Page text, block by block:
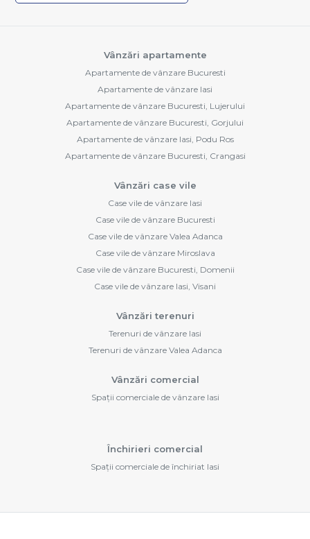
Vânzări apartamente
Apartamente de vânzare Bucuresti
Apartamente de vânzare Iasi
Apartamente de vânzare Bucuresti, Lujerului
Apartamente de vânzare Bucuresti, Gorjului
Apartamente de vânzare Iasi, Podu Ros
Apartamente de vânzare Bucuresti, Crangasi
Vânzări case vile
Case vile de vânzare Iasi
Case vile de vânzare Bucuresti
Case vile de vânzare Valea Adanca
Case vile de vânzare Miroslava
Case vile de vânzare Bucuresti, Domenii
Case vile de vânzare Iasi, Visani
Vânzări terenuri
Terenuri de vânzare Iasi
Terenuri de vânzare Valea Adanca
Vânzări comercial
Spații comerciale de vânzare Iasi
Închirieri comercial
Spații comerciale de închiriat Iasi